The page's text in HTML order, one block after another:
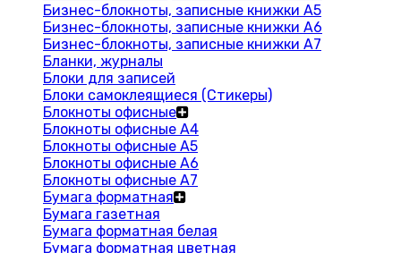
Бизнес-блокноты, записные книжки А5
Бизнес-блокноты, записные книжки А6
Бизнес-блокноты, записные книжки А7
Бланки, журналы
Блоки для записей
Блоки самоклеящиеся (Стикеры)
Блокноты офисные
Блокноты офисные A4
Блокноты офисные A5
Блокноты офисные A6
Блокноты офисные A7
Бумага форматная
Бумага газетная
Бумага форматная белая
Бумага форматная цветная